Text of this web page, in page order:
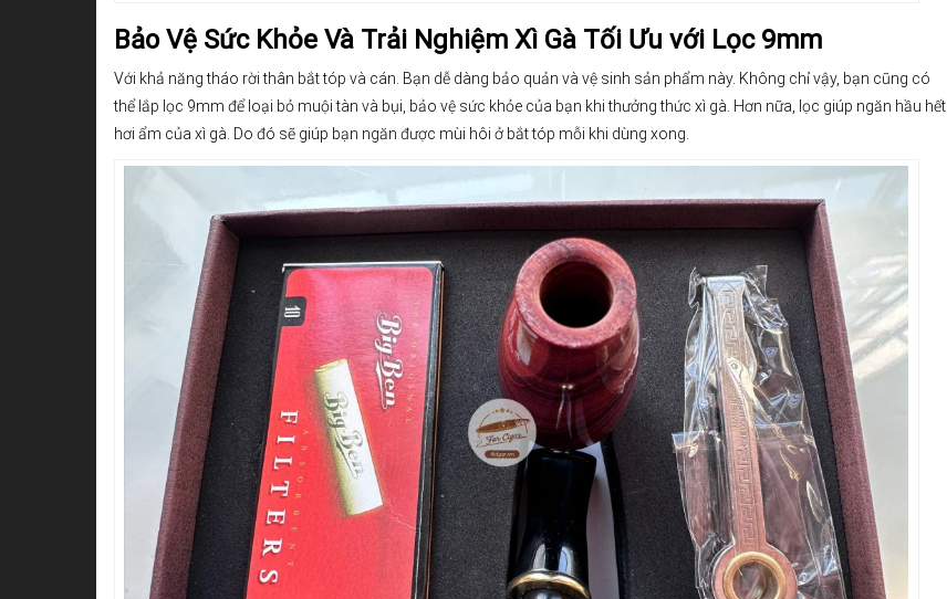
Bảo Vệ Sức Khỏe Và Trải Nghiệm Xì Gà Tối Ưu với Lọc 9mm
Với khả năng tháo rời thân bắt tóp và cán. Bạn dễ dàng bảo quản và vệ sinh sản phẩm này. Không chỉ vậy, bạn cũng có
thể lắp lọc 9mm để loại bỏ muội tàn và bụi, bảo vệ sức khỏe của bạn khi thưởng thức xì gà. Hơn nữa, lọc giúp ngăn hầu hết
hơi ẩm của xì gà. Do đó sẽ giúp bạn ngăn được mùi hôi ở bắt tóp mỗi khi dùng xong.